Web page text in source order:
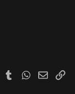
PinterestTumblrWhatsApp
EmailLink